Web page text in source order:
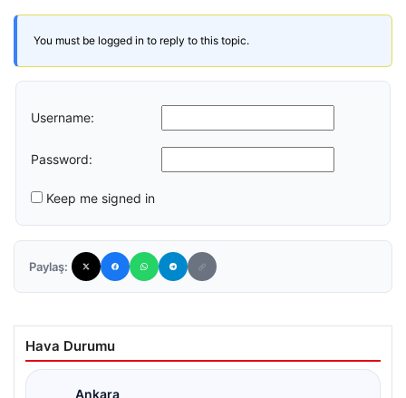
You must be logged in to reply to this topic.
Username:
Password:
Keep me signed in
Paylaş:
Hava Durumu
Ankara